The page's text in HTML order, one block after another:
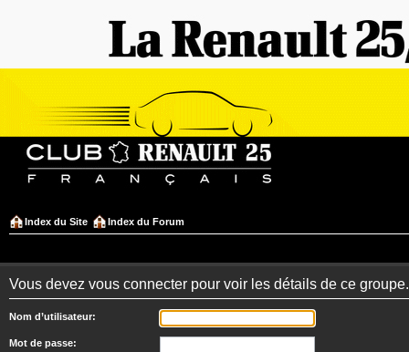
Index du Site Index du Forum
Vous devez vous connecter pour voir les détails de ce groupe.
Nom d’utilisateur:
Mot de passe: